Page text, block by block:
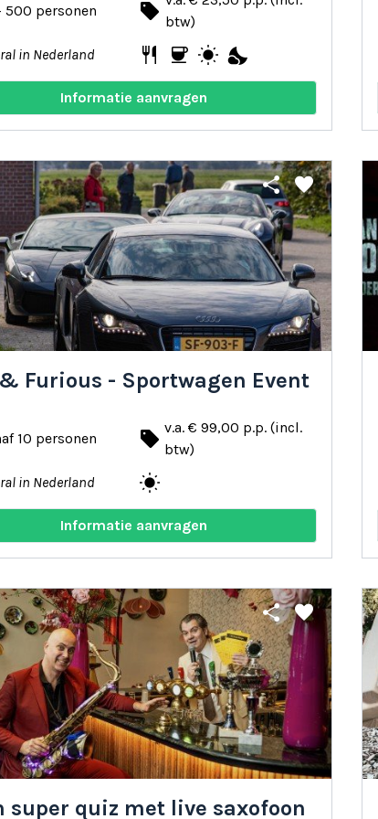
500 personen local_offer btw)
in Nederland restaurant coffee wb_sunny nights_stay
Informatie aanvragen
share favorite
Furious - Sportwagen Event
10 personen local_offer v.a. € 99,00 p.p. (incl.
btw)
in Nederland wb_sunny
Informatie aanvragen
share favorite
super quiz met live saxofoon